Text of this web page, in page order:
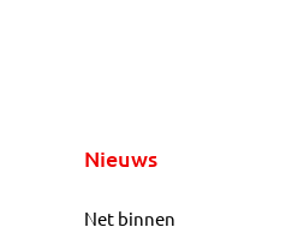
Nieuws
Net binnen